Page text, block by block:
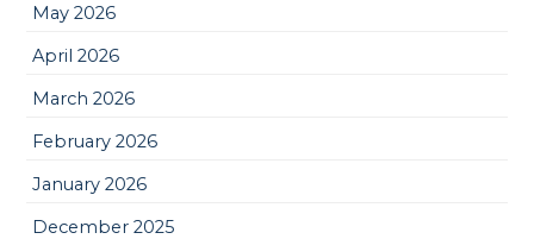
May 2026
April 2026
March 2026
February 2026
January 2026
December 2025